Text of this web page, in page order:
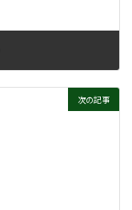
次の記事